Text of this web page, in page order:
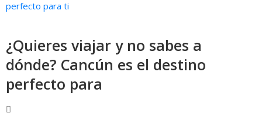
¿Quieres viajar y no sabes a
dónde? Cancún es el destino
perfecto para